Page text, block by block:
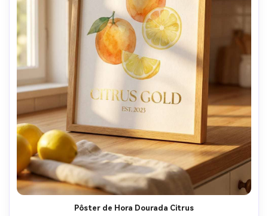
Pôster de Hora Dourada Citrus